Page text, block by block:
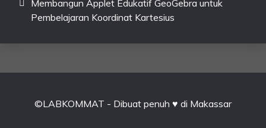
Membangun Applet Edukatif GeoGebra untuk
Pembelajaran Koordinat Kartesius
©LABKOMMAT - Dibuat penuh ♥ di Makassar